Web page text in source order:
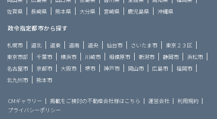
佐賀県
長崎県 熊本県 大分県 宮崎県 鹿児島県 沖縄県
政令指定都市から探す
札幌市 道北 道東 道南 道央 仙台市 さいたま市
東京２３区
東京市部
千葉市 横浜市 川崎市 相模原市 新潟市 静岡市
浜松市
名古屋市
京都市 大阪市 堺市 神戸市 岡山市 広島市
福岡市
北九州市
熊本市
CMギャラリー 掲載をご検討の不動産会社様はこちら 運営会社
利用規約
プライバシーポリシー